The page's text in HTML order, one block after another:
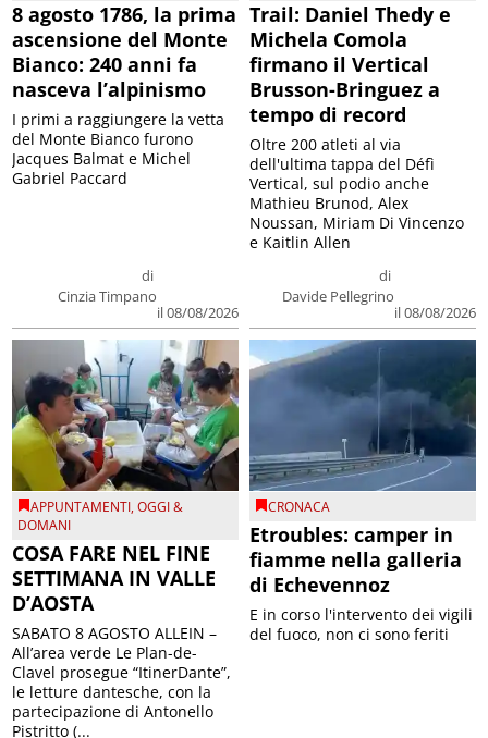
8 agosto 1786, la prima
ascensione del Monte
Bianco: 240 anni fa
nasceva l’alpinismo
di
Cinzia Timpano
il 08/08/2026
I primi a raggiungere la vetta
del Monte Bianco furono
Jacques Balmat e Michel
Gabriel Paccard
Trail: Daniel Thedy e
Michela Comola
firmano il Vertical
Brusson-Bringuez a
tempo di record
di
Davide Pellegrino
il 08/08/2026
Oltre 200 atleti al via
dell'ultima tappa del Défì
Vertical, sul podio anche
Mathieu Brunod, Alex
Noussan, Miriam Di Vincenzo
e Kaitlin Allen
APPUNTAMENTI,OGGI &
DOMANI
COSA FARE NEL FINE
SETTIMANA IN VALLE
D’AOSTA
SABATO 8 AGOSTO ALLEIN –
All’area verde Le Plan-de-
Clavel prosegue “ItinerDante”,
le letture dantesche, con la
partecipazione di Antonello
Pistritto (...
CRONACA
Etroubles: camper in
fiamme nella galleria
di Echevennoz
E in corso l'intervento dei vigili
del fuoco, non ci sono feriti